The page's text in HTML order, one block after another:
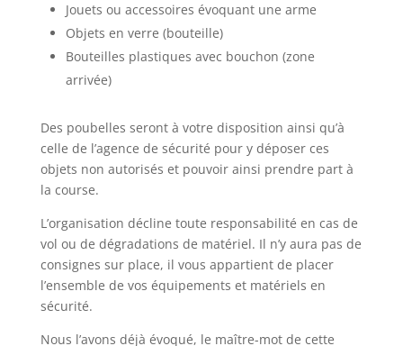
Jouets ou accessoires évoquant une arme
Objets en verre (bouteille)
Bouteilles plastiques avec bouchon (zone
arrivée)
Des poubelles seront à votre disposition ainsi qu’à
celle de l’agence de sécurité pour y déposer ces
objets non autorisés et pouvoir ainsi prendre part à
la course.
L’organisation décline toute responsabilité en cas de
vol ou de dégradations de matériel. Il n’y aura pas de
consignes sur place, il vous appartient de placer
l’ensemble de vos équipements et matériels en
sécurité.
Nous l’avons déjà évoqué, le maître-mot de cette